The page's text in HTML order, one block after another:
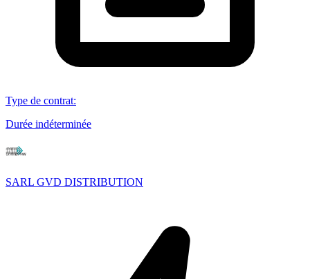
Type de contrat:
Durée indéterminée
SARL GVD DISTRIBUTION